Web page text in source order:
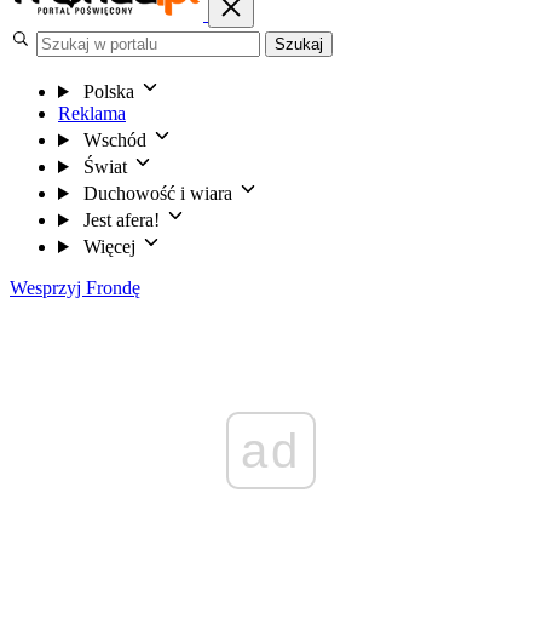
Szukaj
Polska
Reklama
Wschód
Świat
Duchowość i wiara
Jest afera!
Więcej
Wesprzyj Frondę
ad